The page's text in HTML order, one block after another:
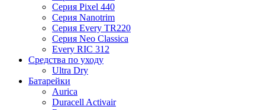
Серия Pixel 440
Cерия Nanotrim
Cерия Every TR220
Cерия Neo Classica
Every RIC 312
Средства по уходу
Ultra Dry
Батарейки
Aurica
Duracell Activair